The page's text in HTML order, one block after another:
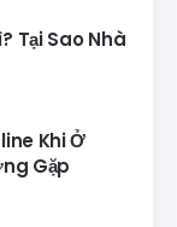
Tại Sao Nhà
Khi Ở
Gặp